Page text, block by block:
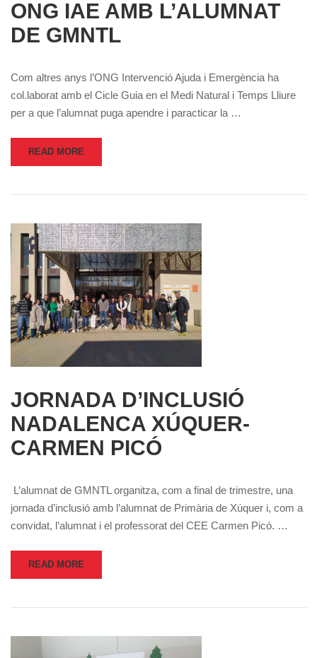
ONG IAE AMB L’ALUMNAT
DE GMNTL
Com altres anys l’ONG Intervenció Ajuda i Emergència ha
col.laborat amb el Cicle Guia en el Medi Natural i Temps Lliure
per a que l’alumnat puga apendre i paracticar la …
READ MORE
JORNADA D’INCLUSIÓ
NADALENCA XÚQUER-
CARMEN PICÓ
L’alumnat de GMNTL organitza, com a final de trimestre, una
jornada d’inclusió amb l’alumnat de Primària de Xúquer i, com a
convidat, l’alumnat i el professorat del CEE Carmen Picó. …
READ MORE